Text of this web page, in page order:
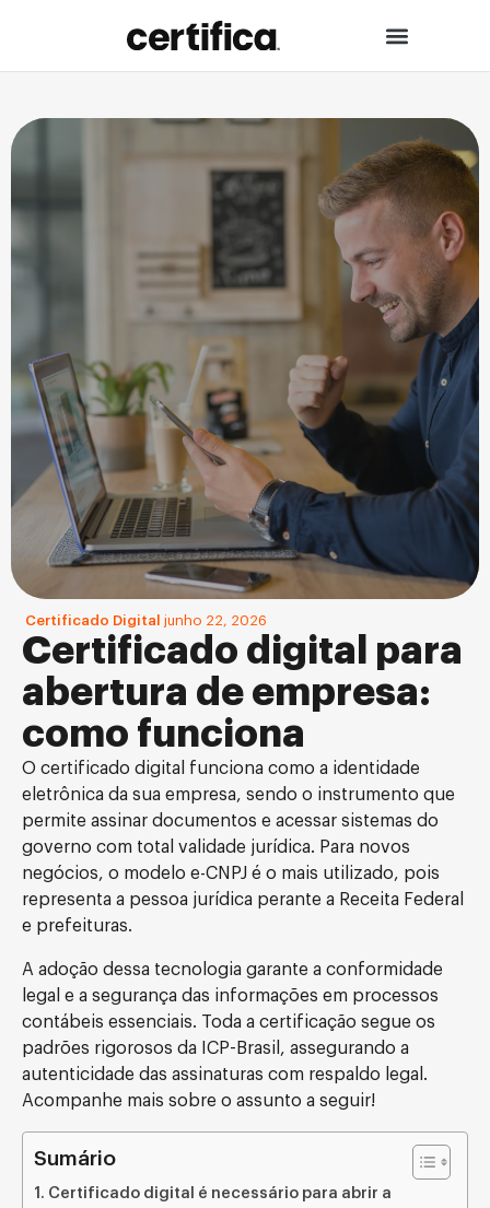
Certificado Digital junho 22, 2026
Certificado digital para
abertura de empresa:
como funciona
O certificado digital funciona como a identidade
eletrônica da sua empresa, sendo o instrumento que
permite assinar documentos e acessar sistemas do
governo com total validade jurídica. Para novos
negócios, o modelo e-CNPJ é o mais utilizado, pois
representa a pessoa jurídica perante a Receita Federal
e prefeituras.
A adoção dessa tecnologia garante a conformidade
legal e a segurança das informações em processos
contábeis essenciais. Toda a certificação segue os
padrões rigorosos da ICP-Brasil, assegurando a
autenticidade das assinaturas com respaldo legal.
Acompanhe mais sobre o assunto a seguir!
Sumário
Certificado digital é necessário para abrir a